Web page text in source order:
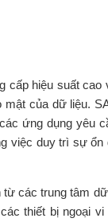
cấp hiệu suất cao
mật của dữ liệu.
ứng dụng yêu
việc duy trì sự ổn
từ các trung tâm
thiết bị ngoại